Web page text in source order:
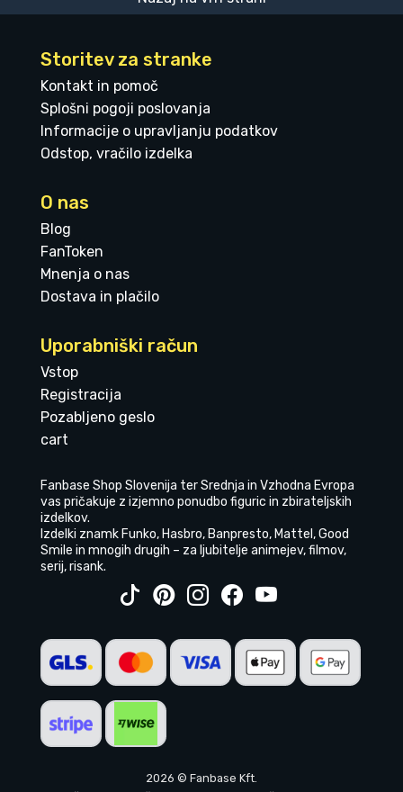
Storitev za stranke
Kontakt in pomoč
Splošni pogoji poslovanja
Informacije o upravljanju podatkov
Odstop, vračilo izdelka
O nas
Blog
FanToken
Mnenja o nas
Dostava in plačilo
Uporabniški račun
Vstop
Registracija
Pozabljeno geslo
cart
Fanbase Shop Slovenija ter Srednja in Vzhodna Evropa
vas pričakuje z izjemno ponudbo figuric in zbirateljskih
izdelkov.
Izdelki znamk Funko, Hasbro, Banpresto, Mattel, Good
Smile in mnogih drugih – za ljubitelje animejev, filmov,
serij, risank.
2026 © Fanbase Kft.